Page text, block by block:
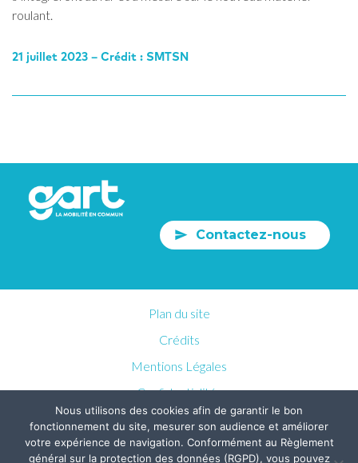
roulant.
21 juillet 2023 – Crédit : SMTSN
Contactez-nous
Plan du site
Crédits
Mentions Légales
Confidentialités
Nous utilisons des cookies afin de garantir le bon
fonctionnement du site, mesurer son audience et améliorer
votre expérience de navigation. Conformément au Règlement
général sur la protection des données (RGPD), vous pouvez